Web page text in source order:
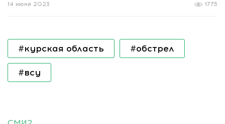
1775
14 июня 2023
#курская область #обстрел
#всу